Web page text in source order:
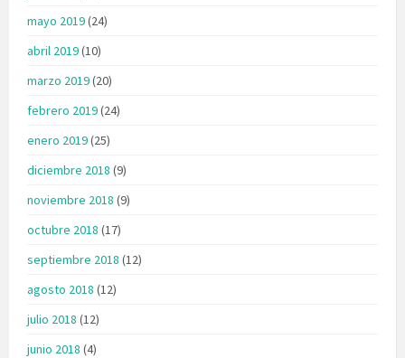
mayo 2019(24)
abril 2019(10)
marzo 2019(20)
febrero 2019(24)
enero 2019(25)
diciembre 2018 (9)
noviembre 2018 (9)
octubre 2018 (17)
septiembre 2018 (12)
agosto 2018 (12)
julio 2018 (12)
junio 2018 (4)